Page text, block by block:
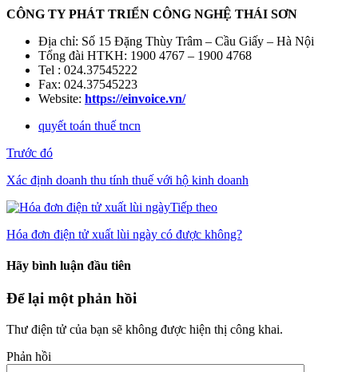
CÔNG TY PHÁT TRIỂN CÔNG NGHỆ THÁI SƠN
Địa chỉ: Số 15 Đặng Thùy Trâm – Cầu Giấy – Hà Nội
Tổng đài HTKH: 1900 4767 – 1900 4768
Tel : 024.37545222
Fax: 024.37545223
Website: https://einvoice.vn/
quyết toán thuế tncn
Trước đó
Xác định doanh thu tính thuế với hộ kinh doanh
Tiếp theo
Hóa đơn điện tử xuất lùi ngày có được không?
Hãy bình luận đầu tiên
Để lại một phản hồi
Thư điện tử của bạn sẽ không được hiện thị công khai.
Phản hồi